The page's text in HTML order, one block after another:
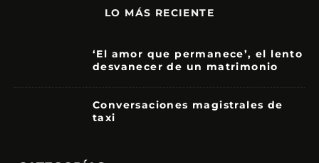
LO MÁS RECIENTE
‘El amor que permanece’, el lento
desvanecer de un matrimonio
Conversaciones magistrales de
taxi